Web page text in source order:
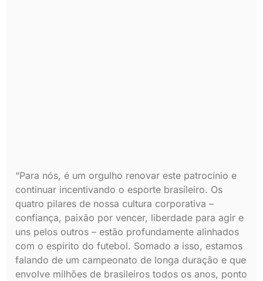
“Para nós, é um orgulho renovar este patrocínio e
continuar incentivando o esporte brasileiro. Os
quatro pilares de nossa cultura corporativa –
confiança, paixão por vencer, liberdade para agir e
uns pelos outros – estão profundamente alinhados
com o espírito do futebol. Somado a isso, estamos
falando de um campeonato de longa duração e que
envolve milhões de brasileiros todos os anos, ponto